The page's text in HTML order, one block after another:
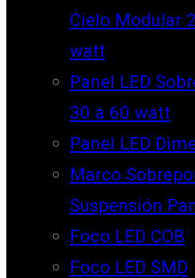
Cielo Modular
watt
Panel LED
30 a 60 watt
Panel LED
Marco
Suspensión
Foco LED COB
Foco LED SMD